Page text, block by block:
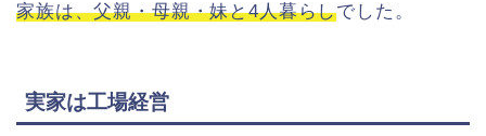
家族は、父親・母親・妹と4人暮らしでした。
実家は工場経営